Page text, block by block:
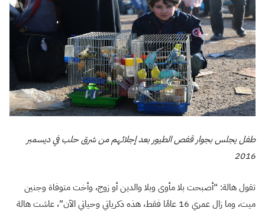
طفل يجلس بجوار قفص الطيور بعد إجلائهم من شرق حلب في ديسمبر
2016
تقول هالة: “أصبحت بلا مأوى وبلا والدين أو زوج، وأخت متوفاة وجنين
ميت، وما زال عمري 16 عامًا فقط، هذه ذكرياتي وحياتي الآن”، عاشت هالة